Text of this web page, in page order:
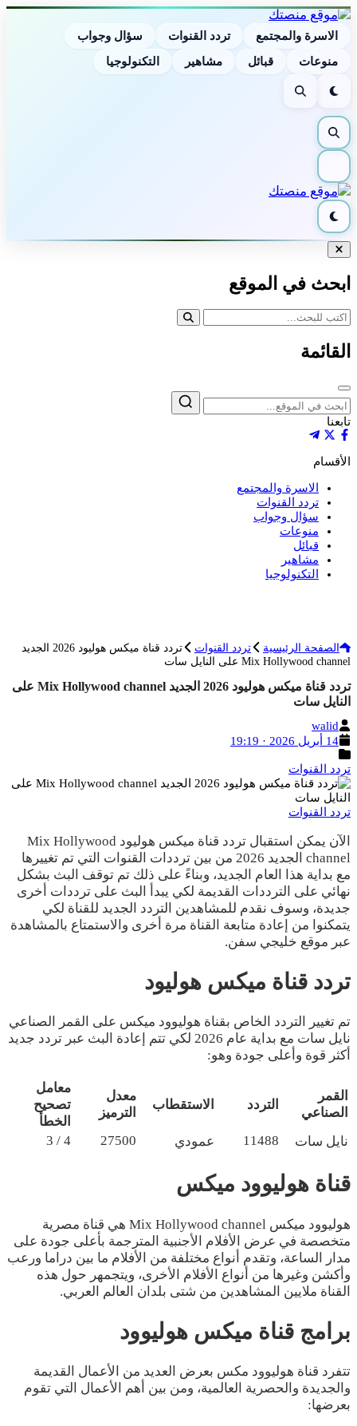
الاسرة والمجتمع تردد القنوات
سؤال وجواب
منوعات
قبائل مشاهير التكنولوجيا
الوضع
بحث
بحث
القائمة
الوضع
الليلي
إغلاق
ابحث في الموقع
القائمة
إغلاق
بحث
تابعنا
الأقسام
الاسرة والمجتمع
تردد القنوات
سؤال وجواب
منوعات
قبائل
مشاهير
التكنولوجيا
الصفحة الرئيسية تردد القنوات
تردد قناة ميكس هوليود 2026 الجديد
Mix Hollywood channel على النايل سات
تردد قناة ميكس هوليود 2026 الجديد Mix Hollywood channel على
النايل سات
الكاتب
walid
تاريخ
النشر
14 أبريل 2026 · 19:19
التصنيفات
تردد القنوات
تردد القنوات
الآن يمكن استقبال تردد قناة ميكس هوليود Mix Hollywood
channel الجديد 2026 من بين ترددات القنوات التي تم تغييرها
مع بداية هذا العام الجديد، وبناءً على ذلك تم توقف البث بشكل
نهائي على الترددات القديمة لكي يبدأ البث على ترددات أخرى
جديدة، وسوف نقدم للمشاهدين التردد الجديد للقناة لكي
يتمكنوا من إعادة متابعة القناة مرة أخرى والاستمتاع بالمشاهدة
عبر موقع خليجي سفن.
تردد قناة ميكس هوليود
تم تغيير التردد الخاص بقناة هوليوود ميكس على القمر الصناعي
نايل سات مع بداية عام 2026 لكي تتم إعادة البث عبر تردد جديد
أكثر قوة وأعلى جودة وهو:
القمر
الصناعي
التردد الاستقطاب
معدل
الترميز
معامل
تصحيح
الخطأ
نايل سات
11488 عمودي 27500
4 / 3
قناة هوليوود ميكس
هوليوود ميكس Mix Hollywood channel هي قناة مصرية
متخصصة في عرض الأفلام الأجنبية المترجمة بأعلى جودة على
مدار الساعة، وتقدم أنواع مختلفة من الأفلام ما بين دراما ورعب
وأكشن وغيرها من أنواع الأفلام الأخرى، ويتجمهر حول هذه
القناة ملايين المشاهدين من شتى بلدان العالم العربي.
برامج قناة ميكس هوليوود
تتفرد قناة هوليوود مكس بعرض العديد من الأعمال القديمة
والجديدة والحصرية العالمية، ومن بين أهم الأعمال التي تقوم
بعرضها: